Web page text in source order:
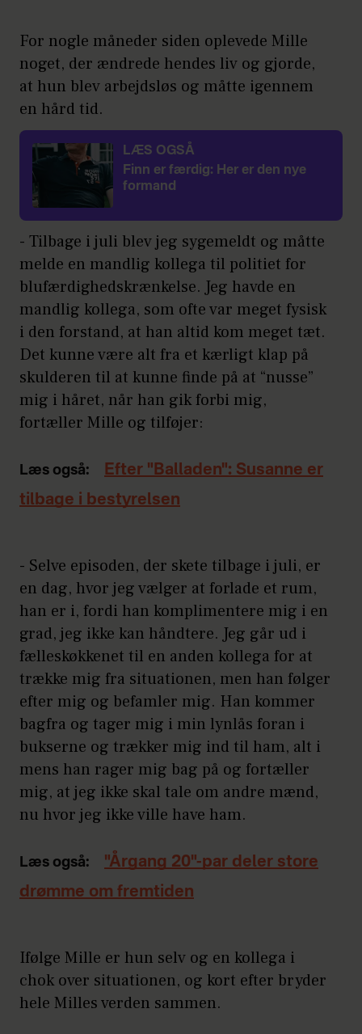
For nogle måneder siden oplevede Mille
noget, der ændrede hendes liv og gjorde,
at hun blev arbejdsløs og måtte igennem
en hård tid.
LÆS OGSÅ
Finn er færdig: Her er den nye
formand
- Tilbage i juli blev jeg sygemeldt og måtte
melde en mandlig kollega til politiet for
blufærdighedskrænkelse. Jeg havde en
mandlig kollega, som ofte var meget fysisk
i den forstand, at han altid kom meget tæt.
Det kunne være alt fra et kærligt klap på
skulderen til at kunne finde på at “nusse”
mig i håret, når han gik forbi mig,
fortæller Mille og tilføjer:
Læs også:
Efter "Balladen": Susanne er
tilbage i bestyrelsen
- Selve episoden, der skete tilbage i juli, er
en dag, hvor jeg vælger at forlade et rum,
han er i, fordi han komplimentere mig i en
grad, jeg ikke kan håndtere. Jeg går ud i
fælleskøkkenet til en anden kollega for at
trække mig fra situationen, men han følger
efter mig og befamler mig. Han kommer
bagfra og tager mig i min lynlås foran i
bukserne og trækker mig ind til ham, alt i
mens han rager mig bag på og fortæller
mig, at jeg ikke skal tale om andre mænd,
nu hvor jeg ikke ville have ham.
Læs også:
"Årgang 20"-par deler store
drømme om fremtiden
Ifølge Mille er hun selv og en kollega i
chok over situationen, og kort efter bryder
hele Milles verden sammen.